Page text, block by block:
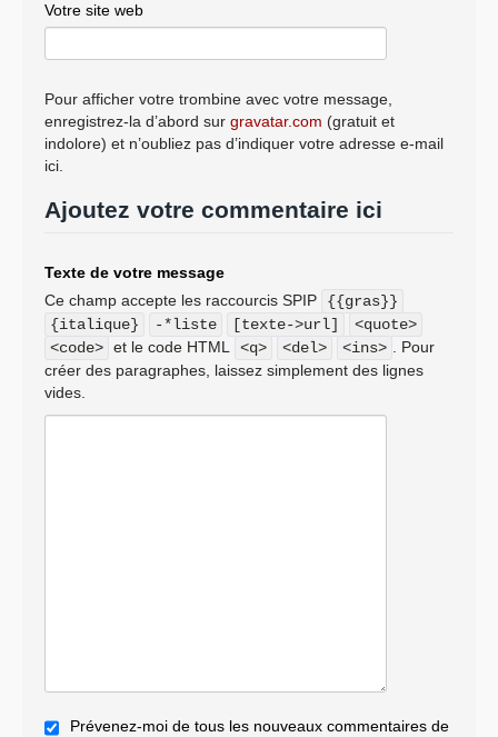
Votre site web
Pour afficher votre trombine avec votre message,
enregistrez-la d’abord sur gravatar.com (gratuit et
indolore) et n’oubliez pas d’indiquer votre adresse e-mail
ici.
Ajoutez votre commentaire ici
Texte de votre message
Ce champ accepte les raccourcis SPIP
{{gras}}
{italique}
-*liste [texte->url]
<quote>
<code> et le code HTML <q> <del> <ins>
. Pour
créer des paragraphes, laissez simplement des lignes
vides.
Prévenez-moi de tous les nouveaux commentaires de